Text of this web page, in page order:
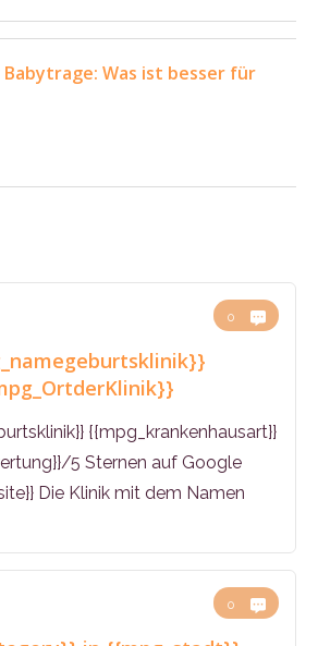
Was ist besser für
0
{{mpg_krankenhausart}}
5 Sternen auf Google
Die Klinik mit dem Namen
0